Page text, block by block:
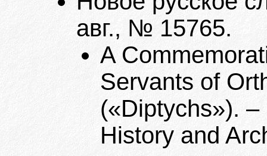
авг., № 15765.
A
Servants of
(«Diptychs»).
History and